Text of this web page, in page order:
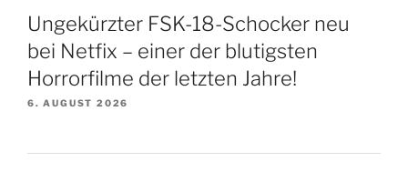
Ungekürzter FSK-18-Schocker neu
bei Netfix – einer der blutigsten
Horrorfilme der letzten Jahre!
6. AUGUST 2026